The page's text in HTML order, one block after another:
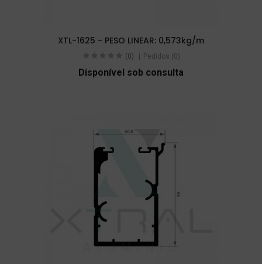
XTL-1625 - PESO LINEAR: 0,573kg/m
(0) Pedidos (0)
Disponível sob consulta